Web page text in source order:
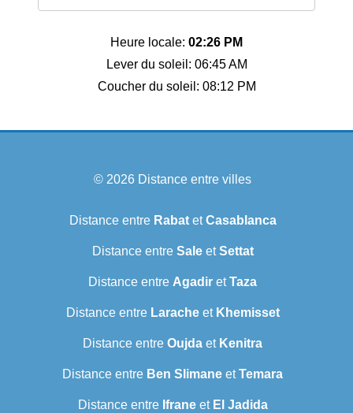
Heure locale: 02:26 PM
Lever du soleil: 06:45 AM
Coucher du soleil: 08:12 PM
© 2026 Distance entre villes
Distance entre RabatetCasablanca
Distance entre SaleetSettat
Distance entre Agadir etTaza
Distance entre Laracheet Khemisset
Distance entre Oujda et Kenitra
Distance entre Ben Slimane etTemara
Distance entre Ifraneet El Jadida